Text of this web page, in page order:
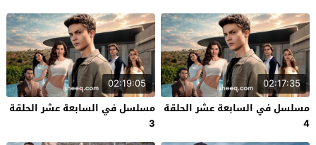
02:17:35
مسلسل في السابعة عشر الحلقة
4
02:19:05
مسلسل في السابعة عشر الحلقة
3